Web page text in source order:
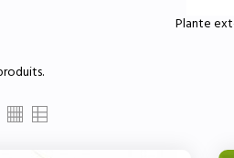
Plante